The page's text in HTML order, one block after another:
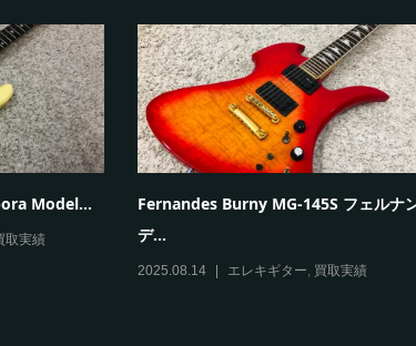
クス モデリ
Paul Reed Smith（PRS） SE Mark T...
2025.08.08